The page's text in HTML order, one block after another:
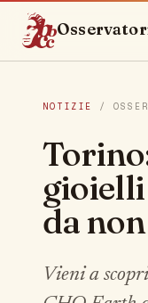
NOTIZIE /
da
Vieni a